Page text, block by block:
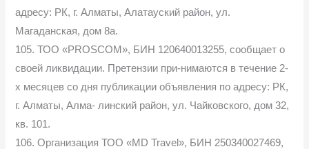
адресу: РК, г. Алматы, Алатауский район, ул.
Магаданская, дом 8а.
105. ТОО «PROSCOM», БИН 120640013255, сообщает о
своей ликвидации. Претензии при-нимаются в течение 2-
х месяцев со дня публикации объявления по адресу: РК,
г. Алматы, Алма- линский район, ул. Чайковского, дом 32,
кв. 101.
106. Организация ТОО «MD Travel», БИН 250340027469,